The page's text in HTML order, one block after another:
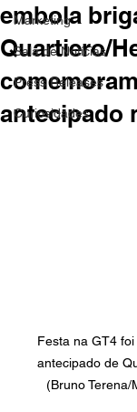
Marketing
Sala de Notícias
Press Releases
Curiosidades
embola
Quartiero/
antecipado
Festa na GT4
antecipado de
(Bruno Terena/